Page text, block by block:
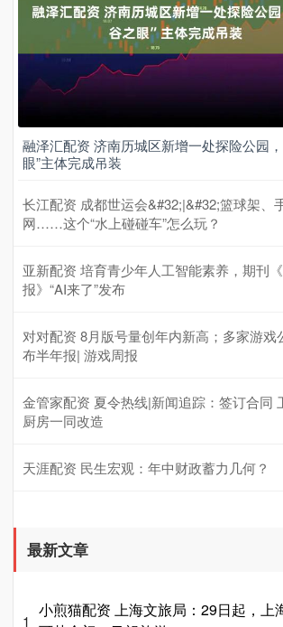
融泽汇配资 济南历城区新增一处探险公园
眼”主体完成吊装
长江配资 成都世运会&#32;|&#32;篮球架、
网……这个“水上碰碰车”怎么玩？
亚新配资 培育青少年人工智能素养，期刊
报》“AI来了”发布
对对配资 8月版号量创年内新高；多家游戏
布半年报| 游戏周报
金管家配资 夏令热线|新闻追踪：签订合同
厨房一同改造
天涯配资 民生宏观：年中财政蓄力几何？
最新文章
1
小煎猫配资 上海文旅局：29日起，上